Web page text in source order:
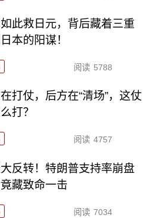
此救日元，背后藏着三重
本的阳谋！
阅读 5788
打仗，后方在“清场”，这仗
打？
阅读 4757
反转！特朗普支持率崩盘
藏致命一击
阅读 7034